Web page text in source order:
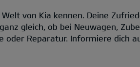
von Kia kennen. Deine
gleich, ob bei Neuwagen,
oder Reparatur. Informiere dich